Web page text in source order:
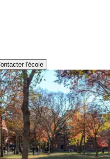
l'école